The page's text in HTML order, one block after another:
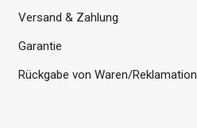
Versand & Zahlung
Garantie
Rückgabe von Waren/Reklamation